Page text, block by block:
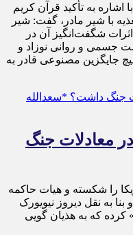
به تأکید قرآن کریم
با شیر مادر، گفت: شیر
شگفت‌انگیز آن در
جسمی و روانی نوزاد و
جایگزین مصنوعی قادر به
تاثیری در معادلات جنگ
را شکسته و هیات حاکمه
به نقل دیروز نیویورک
کرده که به هذیان گویی